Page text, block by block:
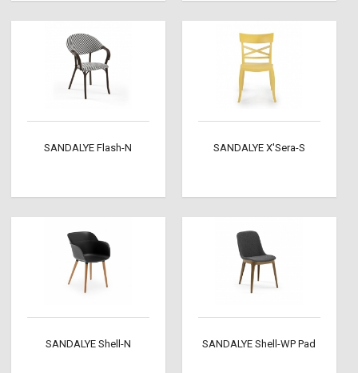
SANDALYE Flash-N SANDALYE X'Sera-S
SANDALYE Shell-N SANDALYE Shell-WP Pad